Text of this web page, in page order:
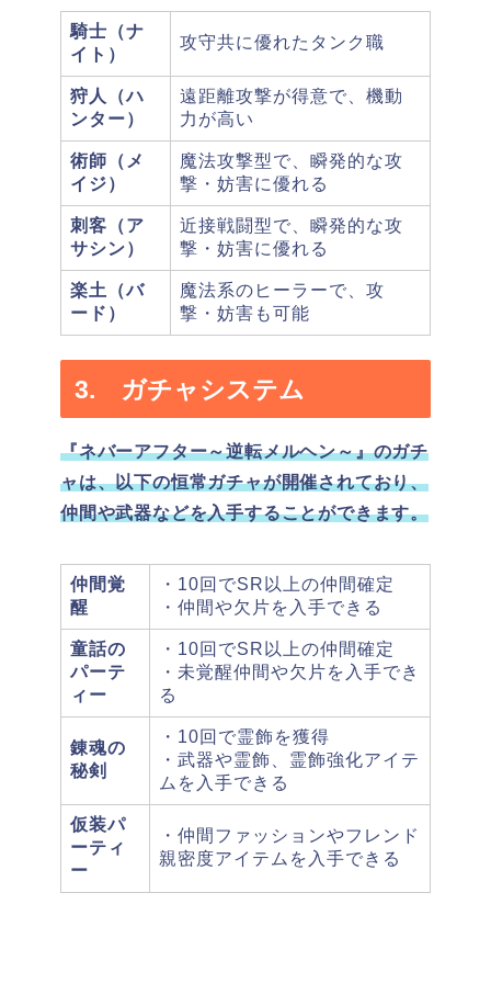
騎士（ナ
イト）
攻守共に優れたタンク職
狩人（ハ
ンター）
遠距離攻撃が得意で、機動
力が高い
術師（メ
イジ）
魔法攻撃型で、瞬発的な攻
撃・妨害に優れる
刺客（ア
サシン）
近接戦闘型で、瞬発的な攻
撃・妨害に優れる
楽土（バ
ード）
魔法系のヒーラーで、攻
撃・妨害も可能
3. ガチャシステム
『ネバーアフター～逆転メルヘン～』のガチ
ャは、以下の恒常ガチャが開催されており、
仲間や武器などを入手することができます。
仲間覚
醒
・10回でSR以上の仲間確定
・仲間や欠片を入手できる
童話の
パーテ
ィー
・10回でSR以上の仲間確定
・未覚醒仲間や欠片を入手でき
る
錬魂の
秘剣
・10回で霊飾を獲得
・武器や霊飾、霊飾強化アイテ
ムを入手できる
仮装パ
ーティ
ー
・仲間ファッションやフレンド
親密度アイテムを入手できる